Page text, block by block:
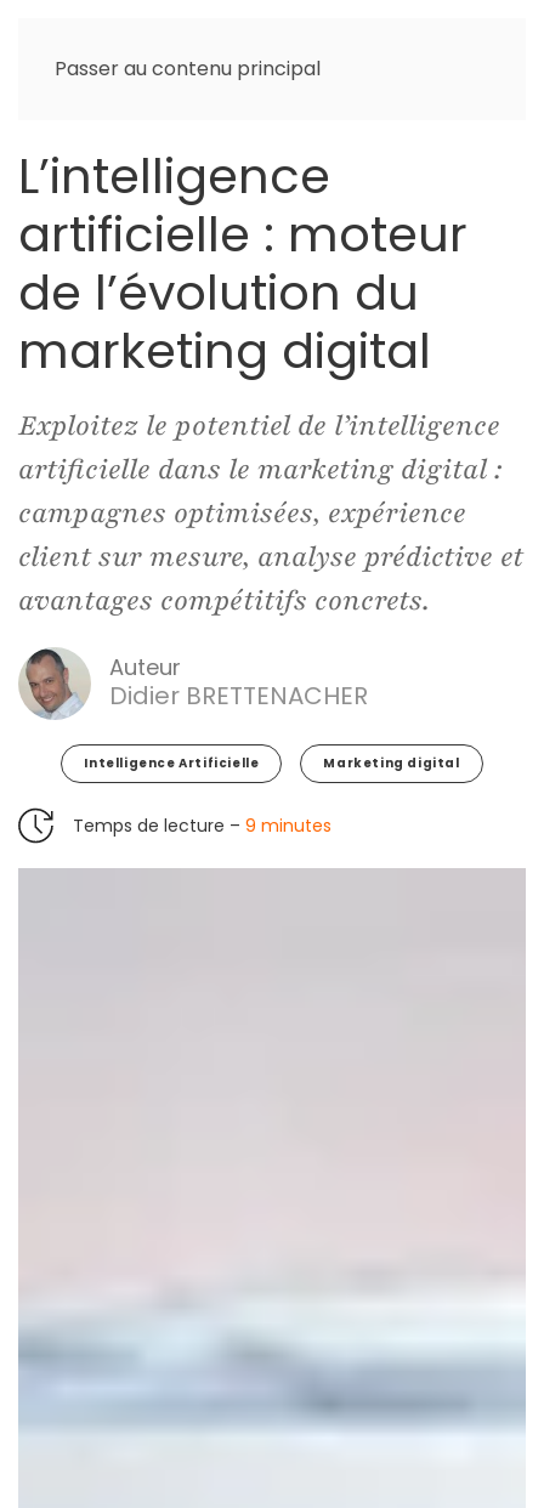
Passer au contenu principal
L’intelligence
artificielle : moteur
de l’évolution du
marketing digital
Exploitez le potentiel de l’intelligence
artificielle dans le marketing digital :
campagnes optimisées, expérience
client sur mesure, analyse prédictive et
avantages compétitifs concrets.
Auteur
Didier BRETTENACHER
Intelligence Artificielle Marketing digital
Temps de lecture – 9 minutes